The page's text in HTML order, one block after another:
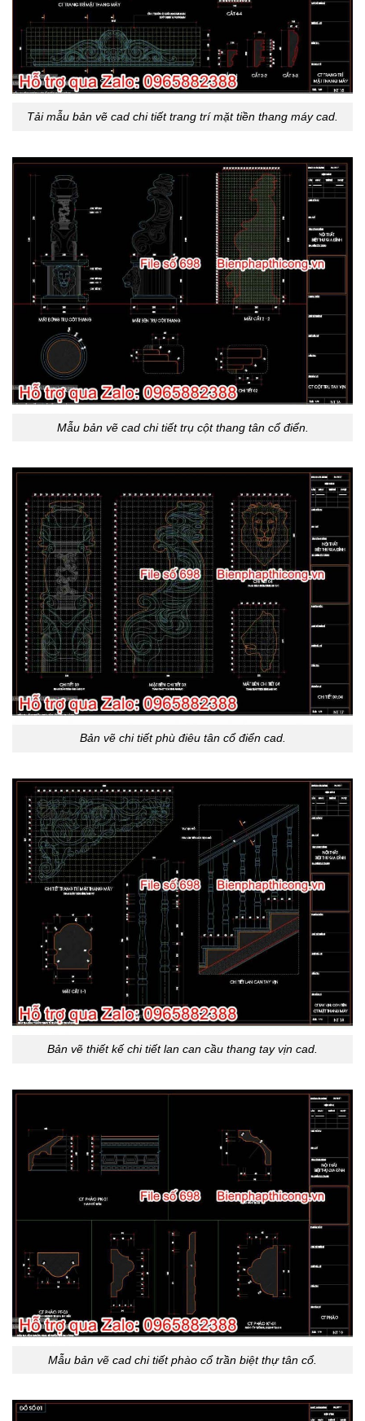
Tải mẫu bản vẽ cad chi tiết trang trí mặt tiền thang máy cad.
Mẫu bản vẽ cad chi tiết trụ cột thang tân cổ điển.
Bản vẽ chi tiết phù điêu tân cổ điển cad.
Bản vẽ thiết kế chi tiết lan can cầu thang tay vịn cad.
Mẫu bản vẽ cad chi tiết phào cổ trần biệt thự tân cổ.